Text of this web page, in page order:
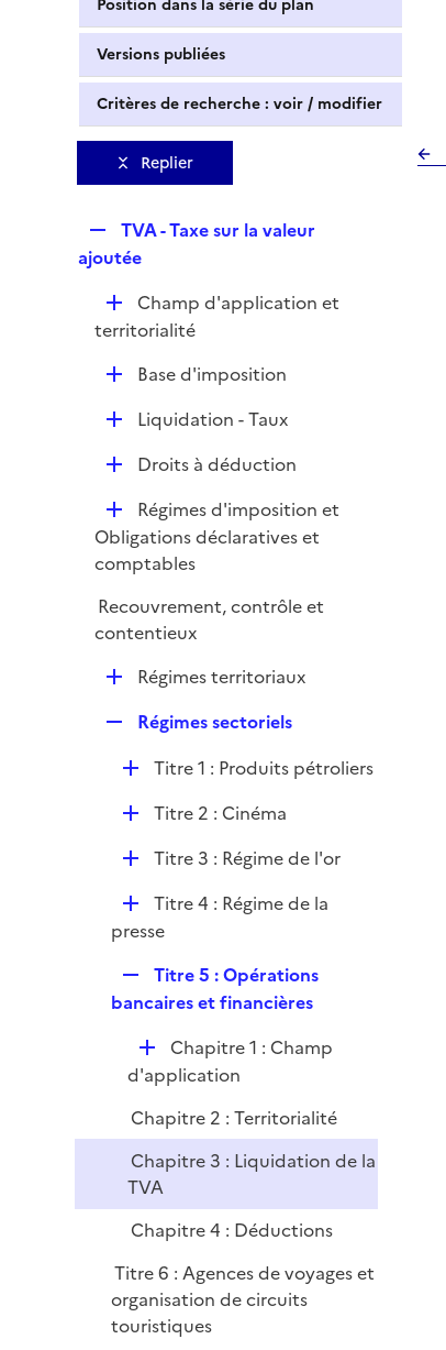
Position dans la série du plan
Versions publiées
Critères de recherche : voir / modifier
Replier
e
l
i
e
r
TVA - Taxe sur la valeur
ajoutée
D
é
Champ d'application et
territorialité
D
r
Base d'imposition
D
i
e
r
Liquidation - Taux
D
l
i
r
Droits à déduction
D
é
p
i
e
Régimes d'imposition et
Obligations déclaratives et
comptables
Recouvrement, contrôle et
contentieux
D
l
i
e
Régimes territoriaux
p
l
i
e
Régimes sectoriels
D
r
Titre 1 : Produits pétroliers
D
e
Titre 2 : Cinéma
D
l
r
Titre 3 : Régime de l'or
D
é
i
e
r
Titre 4 : Régime de la
presse
e
l
i
e
r
Titre 5 : Opérations
bancaires et financières
D
é
l
i
e
r
Chapitre 1 : Champ
d'application
Chapitre 2 : Territorialité
Chapitre 3 : Liquidation de la
TVA
Chapitre 4 : Déductions
Titre 6 : Agences de voyages et
organisation de circuits
touristiques